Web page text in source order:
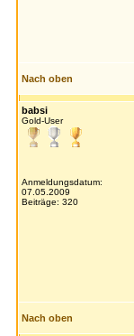
Nach oben
babsi
Gold-User
Anmeldungsdatum:
07.05.2009
Beiträge: 320
Nach oben